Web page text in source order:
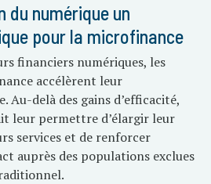
du numérique un
pour la microfinance
financiers numériques, les
accélèrent leur
delà des gains d’efficacité,
leur permettre d’élargir leur
services et de renforcer
auprès des populations exclues